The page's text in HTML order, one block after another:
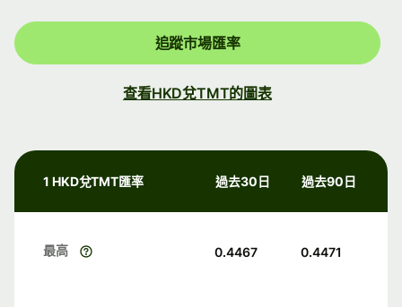
追蹤市場匯率
查看HKD兌TMT的圖表
1 HKD兌TMT匯率 過去30日 過去90日
最高 0.4467 0.4471